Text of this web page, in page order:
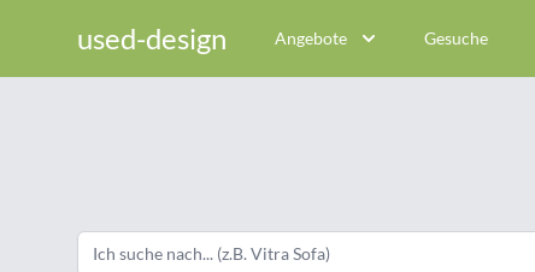
used-design Angebote Gesuche